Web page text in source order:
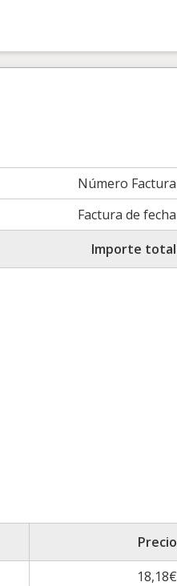
Número Factura
Factura de fecha
Importe total
Precio
18,18€